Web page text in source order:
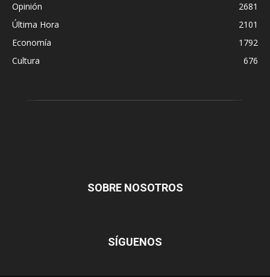
Opinión
2681
Última Hora
2101
Economía
1792
Cultura
676
SOBRE NOSOTROS
SÍGUENOS